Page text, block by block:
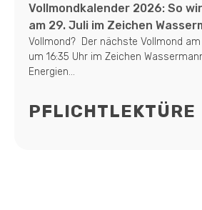
Vollmondkalender 2026: So
am 29. Juli im Zeichen
Vollmond? Der nächste Vollmond
um 16:35 Uhr im Zeichen
Energien...
PFLICHTLEKTÜRE